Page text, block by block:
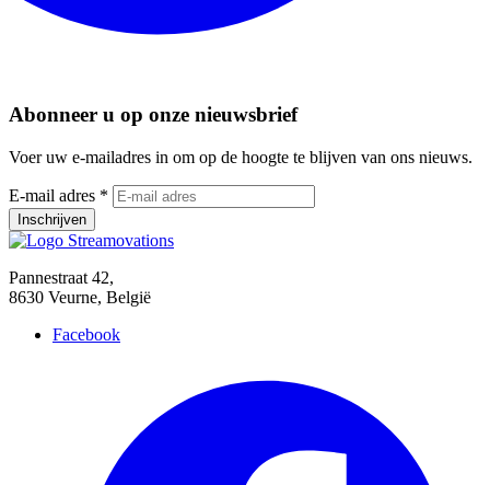
Abonneer u op onze nieuwsbrief
Voer uw e-mailadres in om op de hoogte te blijven van ons nieuws.
E-mail adres *
Pannestraat 42,
8630 Veurne, België
Facebook